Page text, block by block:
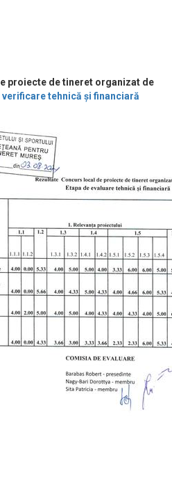
proiecte de tineret organizat de
verificare tehnică și financiară